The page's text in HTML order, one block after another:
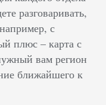
разговаривать,
с
плюс – карта с
вам регион
ближайшего к